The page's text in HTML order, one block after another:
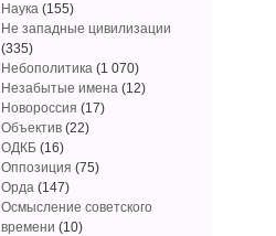
Наука (155)
Не западные цивилизации
(335)
Небополитика (1 070)
Незабытые имена (12)
Новороссия (17)
Объектив (22)
ОДКБ (16)
Оппозиция (75)
Орда (147)
Осмысление советского
времени (10)